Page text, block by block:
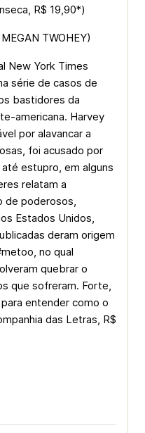
R$ 19,90*)
TWOHEY)
New York Times
série de casos de
bastidores da
americana. Harvey
por alavancar a
foi acusado por
estupro, em alguns
relatam a
de poderosos,
Estados Unidos,
deram origem
no qual
quebrar o
que sofreram. Forte,
entender como o
das Letras, R$